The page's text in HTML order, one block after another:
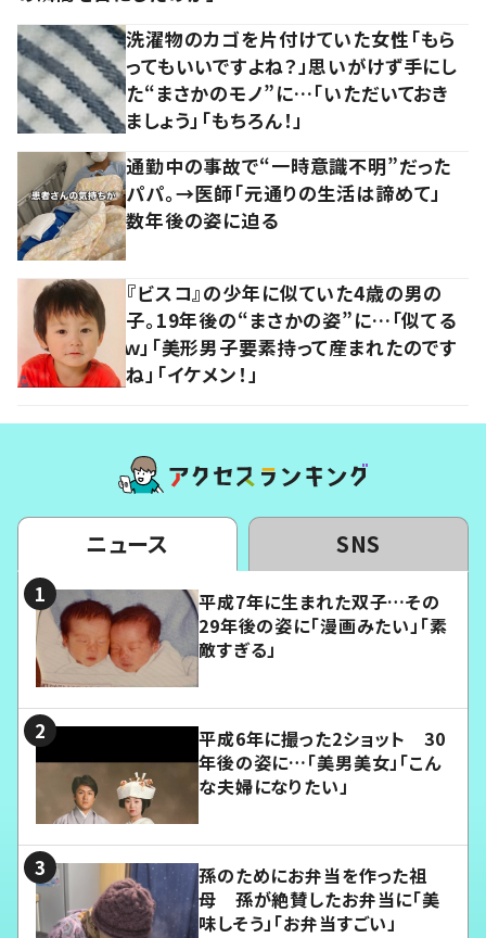
洗濯物のカゴを片付けていた女性「もら
ってもいいですよね？」思いがけず手にし
た“まさかのモノ”に…「いただいておき
ましょう」「もちろん！」
通勤中の事故で“一時意識不明”だった
パパ。→医師「元通りの生活は諦めて」
数年後の姿に迫る
『ビスコ』の少年に似ていた4歳の男の
子。19年後の“まさかの姿”に…「似てる
ｗ」「美形男子要素持って産まれたのです
ね」「イケメン！」
ニュース SNS
平成7年に生まれた双子…その
29年後の姿に「漫画みたい」「素
敵すぎる」
平成6年に撮った2ショット 30
年後の姿に…「美男美女」「こん
な夫婦になりたい」
孫のためにお弁当を作った祖
母 孫が絶賛したお弁当に「美
味しそう」「お弁当すごい」